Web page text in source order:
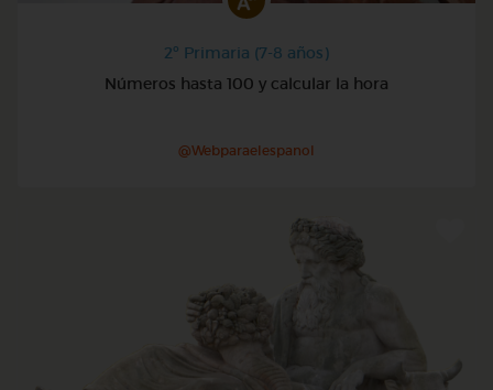
2º Primaria (7-8 años)
Números hasta 100 y calcular la hora
@Webparaelespanol